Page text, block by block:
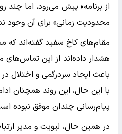
از برنامه» پیش می‌رود، اما چند
محدودیت زمانی» برای آن وجود
مقام‌های کاخ سفید گفته‌اند که
هشدار داده‌اند از این تماس‌های
باعث ایجاد سردرگمی و اختلال
با این حال، این روند همچنان
پیام‌رسانی چندان موفق نبوده
در همین حال، لیویت و مدیر